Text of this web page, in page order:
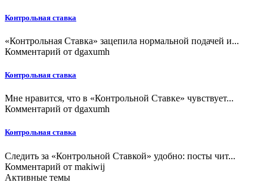
Контрольная ставка
«Контрольная Ставка» зацепила нормальной подачей и...
Комментарий от dgaxumh
Контрольная ставка
Мне нравится, что в «Контрольной Ставке» чувствует...
Комментарий от dgaxumh
Контрольная ставка
Следить за «Контрольной Ставкой» удобно: посты чит...
Комментарий от makiwij
Активные темы